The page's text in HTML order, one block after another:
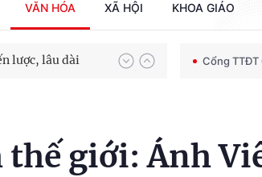
VĂN HÓA XÃ HỘI KHOA GIÁO
Bảo vệ nền tảng tư tưởng của Đảng trong kỷ nguyên phát triển mới
lược, lâu dài Cổng TTĐT
thế giới: Ánh